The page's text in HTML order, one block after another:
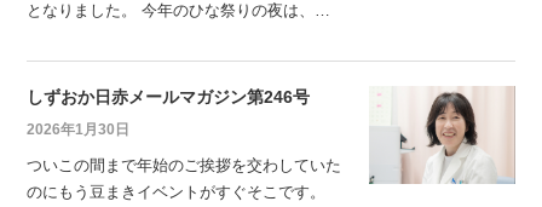
となりました。 今年のひな祭りの夜は、皆
るそうです。 次に日本全国で皆既月食が見
られるのは2029年1月1日とのこと。 今回は
幻想的な月の姿を観察してみてはいかがでし
ょう
しずおか日赤メールマガジン第246号
2026年1月30日
ついこの間まで年始のご挨拶を交わしていた
のにもう豆まきイベントがすぐそこです。